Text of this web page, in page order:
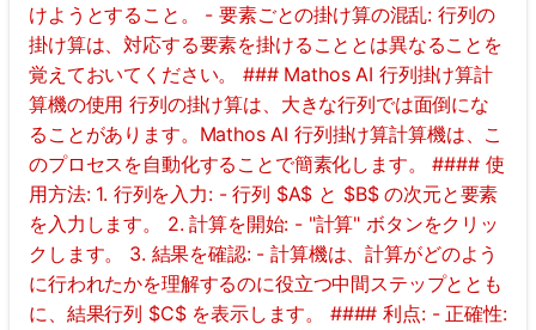
けようとすること。 - 要素ごとの掛け算の混乱: 行列の
掛け算は、対応する要素を掛けることとは異なることを
覚えておいてください。 ### Mathos AI 行列掛け算計
算機の使用 行列の掛け算は、大きな行列では面倒にな
ることがあります。Mathos AI 行列掛け算計算機は、こ
のプロセスを自動化することで簡素化します。 #### 使
用方法: 1. 行列を入力: - 行列 $A$ と $B$ の次元と要素
を入力します。 2. 計算を開始: - "計算" ボタンをクリッ
クします。 3. 結果を確認: - 計算機は、計算がどのよう
に行われたかを理解するのに役立つ中間ステップととも
に、結果行列 $C$ を表示します。 #### 利点: - 正確性: